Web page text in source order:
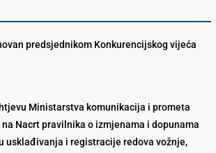
predsjednikom Konkurencijskog vijeća
Ministarstva komunikacija i prometa
Nacrt pravilnika o izmjenama i dopunama
usklađivanja i registracije redova vožnje,